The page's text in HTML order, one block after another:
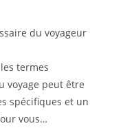
du voyageur
termes
voyage peut être
spécifiques et un
vous…